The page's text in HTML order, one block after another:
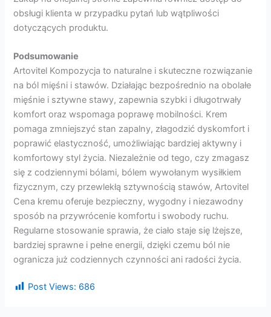
obsługi klienta w przypadku pytań lub wątpliwości
dotyczących produktu.
Podsumowanie
Artovitel Kompozycja to naturalne i skuteczne rozwiązanie
na ból mięśni i stawów. Działając bezpośrednio na obolałe
mięśnie i sztywne stawy, zapewnia szybki i długotrwały
komfort oraz wspomaga poprawę mobilności. Krem
pomaga zmniejszyć stan zapalny, złagodzić dyskomfort i
poprawić elastyczność, umożliwiając bardziej aktywny i
komfortowy styl życia. Niezależnie od tego, czy zmagasz
się z codziennymi bólami, bólem wywołanym wysiłkiem
fizycznym, czy przewlekłą sztywnością stawów, Artovitel
Cena kremu oferuje bezpieczny, wygodny i niezawodny
sposób na przywrócenie komfortu i swobody ruchu.
Regularne stosowanie sprawia, że ​​ciało staje się lżejsze,
bardziej sprawne i pełne energii, dzięki czemu ból nie
ogranicza już codziennych czynności ani radości życia.
Post Views: 686